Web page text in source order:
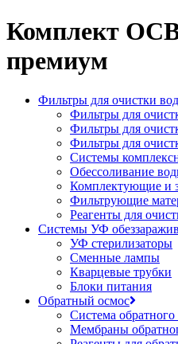
Комплект
премиум
Фильтры для очистки
Фильтры для
Фильтры для
Фильтры для
Системы
Обессоливание
Комплектующие и
Фильтрующие
Реагенты для
Системы УФ
УФ стерилизаторы
Сменные лампы
Кварцевые трубки
Блоки питания
Обратный осмос
Система
Мембраны